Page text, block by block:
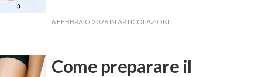
6 FEBBRAIO 2026 INARTICOLAZIONI
Come preparare il